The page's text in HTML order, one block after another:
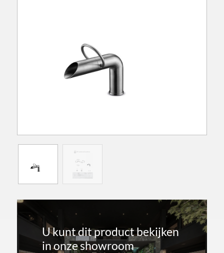
U kunt dit product bekijken
in onze showroom